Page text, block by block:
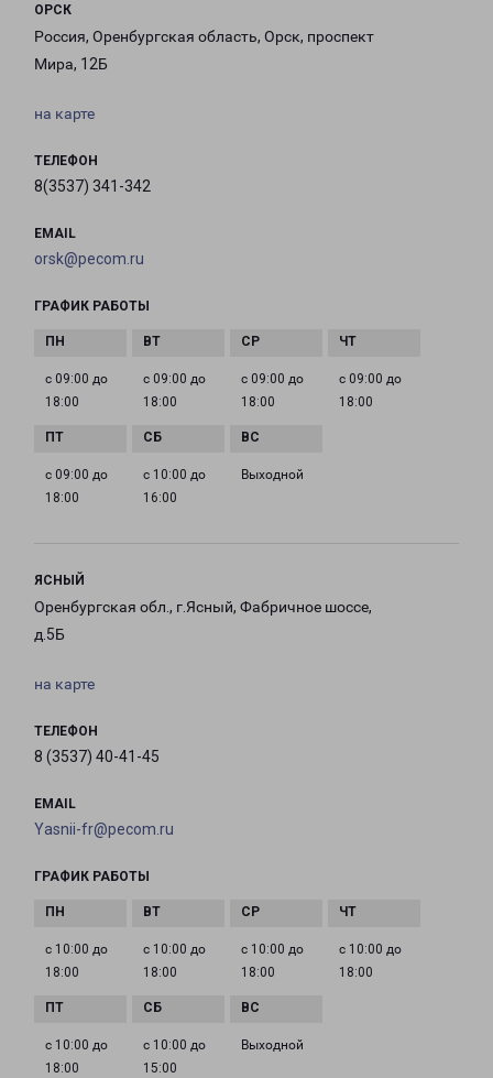
ОРСК
Россия, Оренбургская область, Орск, проспект
Мира, 12Б
на карте
ТЕЛЕФОН
8(3537) 341-342
EMAIL
orsk@pecom.ru
ГРАФИК РАБОТЫ
с 09:00 до
18:00
с 09:00 до
18:00
с 09:00 до
18:00
с 09:00 до
18:00
с 09:00 до
18:00
с 10:00 до
16:00
Выходной
ЯСНЫЙ
Оренбургская обл., г.Ясный, Фабричное шоссе,
д.5Б
на карте
ТЕЛЕФОН
8 (3537) 40-41-45
EMAIL
Yasnii-fr@pecom.ru
ГРАФИК РАБОТЫ
с 10:00 до
18:00
с 10:00 до
18:00
с 10:00 до
18:00
с 10:00 до
18:00
с 10:00 до
18:00
с 10:00 до
15:00
Выходной